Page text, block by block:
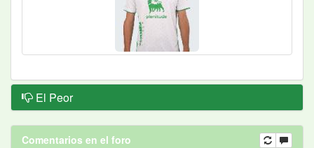
El Peor
Comentarios en el foro